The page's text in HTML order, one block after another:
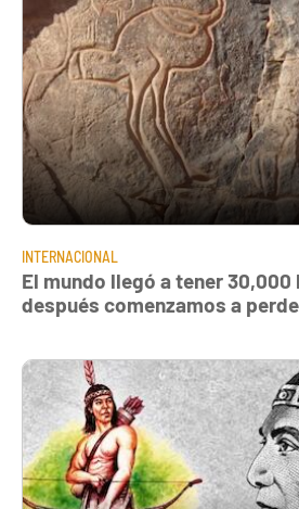
INTERNACIONAL
El mundo llegó a tener 30,000
después comenzamos a